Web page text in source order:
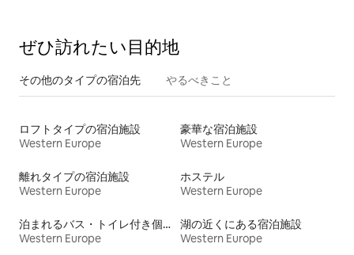
ぜひ訪⁠れ⁠た⁠い目⁠的⁠地
その他のタ⁠イ⁠プ⁠の宿⁠泊⁠先 やるべきこと
ロフトタイプの宿泊施設
Western Europe
豪華な宿泊施設
Western Europe
離れタイプの宿泊施設
Western Europe
ホステル
Western Europe
泊まれるバス・トイレ付き個室
Western Europe
湖の近くにある宿泊施設
Western Europe